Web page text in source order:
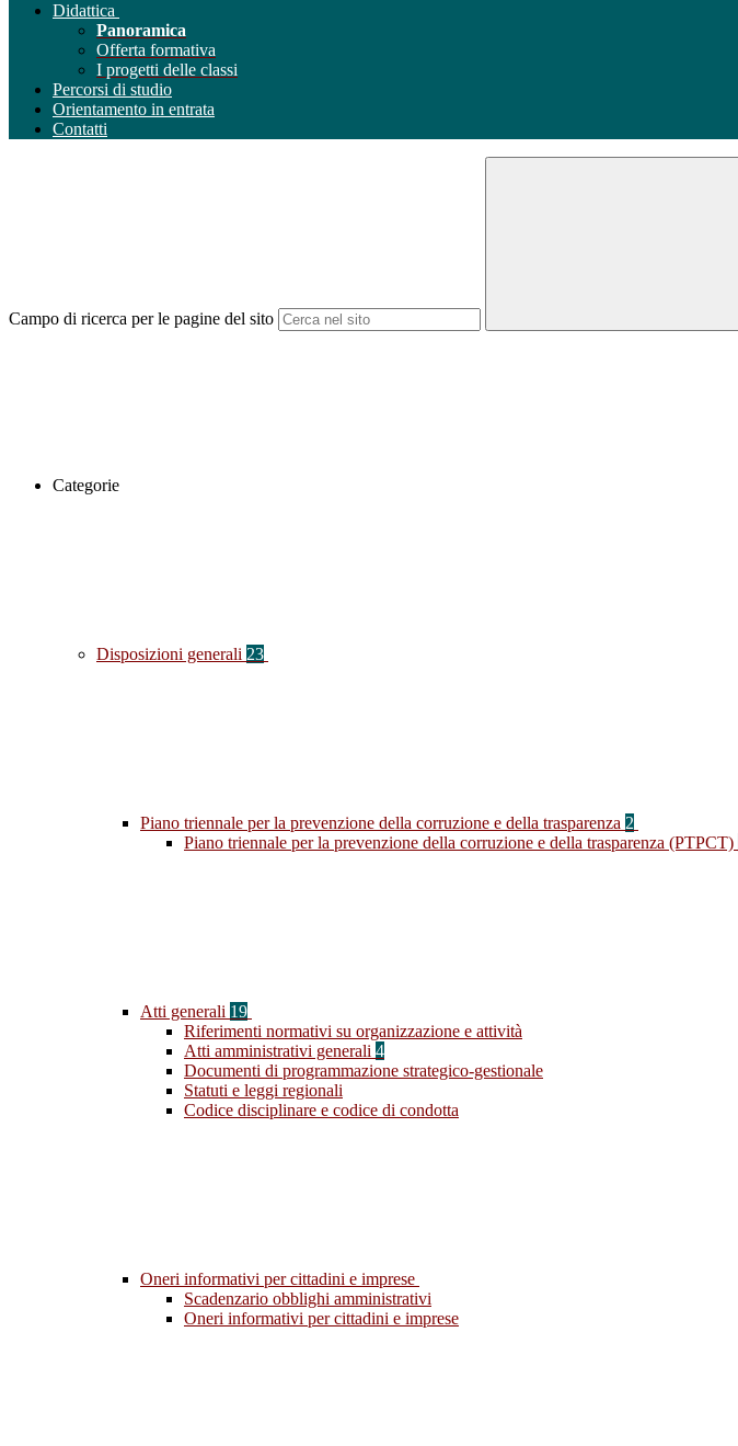
Didattica
Panoramica
Offerta formativa
I progetti delle classi
Percorsi di studio
Orientamento in entrata
Contatti
Campo di ricerca per le pagine del sito
Categorie
Disposizioni generali 23
Piano triennale per la prevenzione della corruzione e della trasparenza 2
Piano triennale per la prevenzione della corruzione e della trasparenza (PTPCT)
Atti generali 19
Riferimenti normativi su organizzazione e attività
Atti amministrativi generali 4
Documenti di programmazione strategico-gestionale
Statuti e leggi regionali
Codice disciplinare e codice di condotta
Oneri informativi per cittadini e imprese
Scadenzario obblighi amministrativi
Oneri informativi per cittadini e imprese